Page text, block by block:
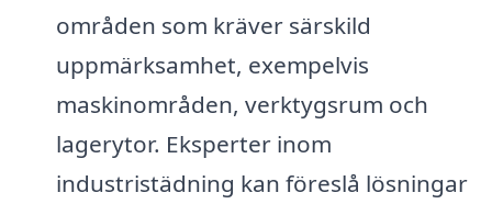
områden som kräver särskild
uppmärksamhet, exempelvis
maskinområden, verktygsrum och
lagerytor. Eksperter inom
industristädning kan föreslå lösningar